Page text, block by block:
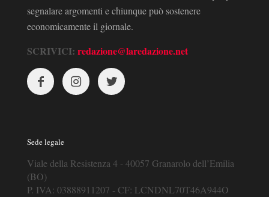
segnalare argomenti e chiunque può sostenere
economicamente il giornale.
SCRIVICI: redazione@laredazione.net
Sede legale
Viale della Resistenza 4 - 40057 Granarolo dell’Emilia
(BO)
P. IVA: 03888911207 - CF: LCNDNL70T46A944O